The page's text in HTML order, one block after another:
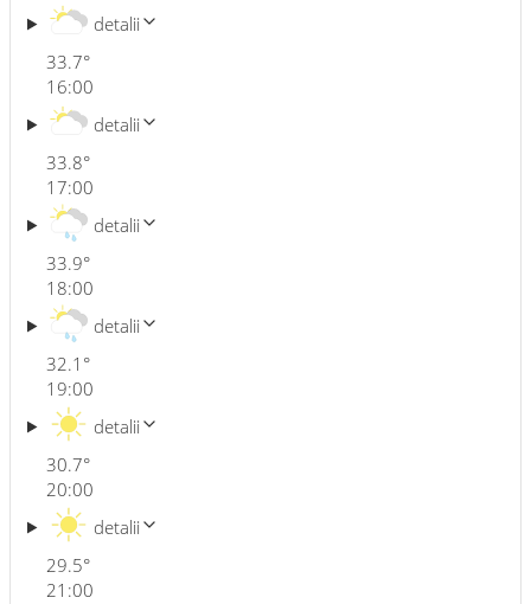
33.7°
detalii
16:00
33.8°
detalii
17:00
33.9°
detalii
18:00
32.1 °
detalii
19:00
30.7°
detalii
20:00
29.5°
detalii
21:00